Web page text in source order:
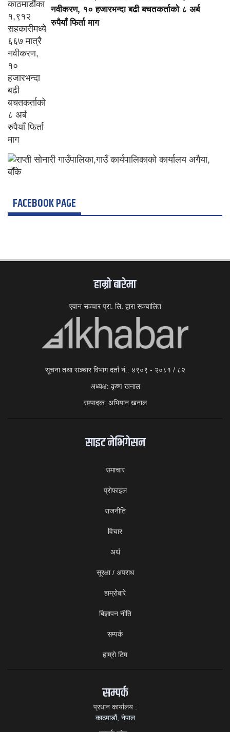
नवीकरण, १० हजारभन्दा बढी बचतकर्ताको ८ अर्ब
रुपैयाँ फिर्ता माग
FACEBOOK PAGE
हाम्राे बारेमा
एवान सञ्चार प्रा. लि. द्वारा सञ्चालित
सूचना तथा सञ्चार विभाग दर्ता नं.: ४९०९ - २०८१ / ८२
अध्यक्ष: कृष्ण खनाल
सम्पादक: अभियान खनाल
साइट नेभिगेसन
समाचार
प्राेफाइल
राजनीति
विचार
अर्थ
सूरक्षा / अपराध
हाम्रोबारे
बिज्ञापन नीति
सम्पर्क
हाम्राे टिम
सम्पर्क
प्रधान कार्यालय :
काठमाडौं, नेपाल